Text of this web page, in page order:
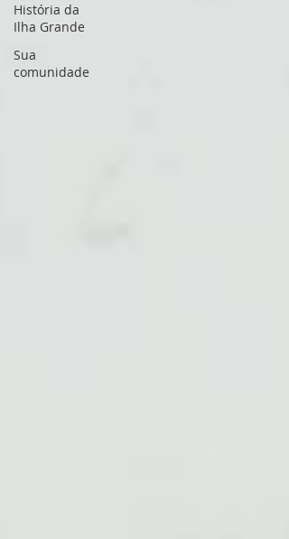
História da
Ilha Grande
Sua
comunidade